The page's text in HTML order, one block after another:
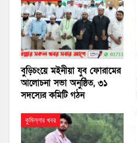
বুড়িচংয়ে মইনীয়া যুব ফোরামের
আলোচনা সভা অনুষ্ঠিত, ৩১
সদস্যের কমিটি গঠন
কুমিল্লার খবর